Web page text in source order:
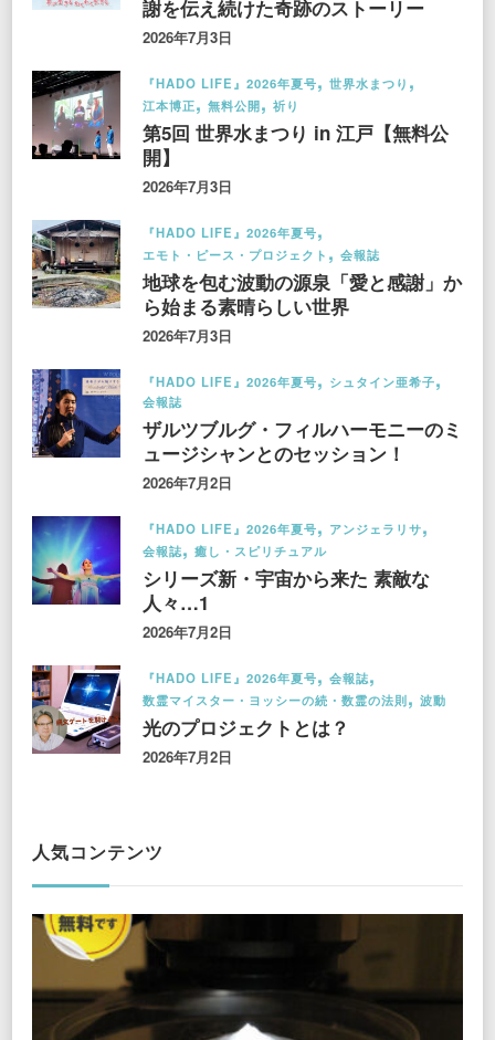
謝を伝え続けた奇跡のストーリー
2026年7月3日
『HADO LIFE』2026年夏号
世界水まつり
江本博正
無料公開 祈り
第5回 世界水まつり in 江戸【無料公
開】
2026年7月3日
『HADO LIFE』2026年夏号
エモト・ピース・プロジェクト
会報誌
地球を包む波動の源泉「愛と感謝」か
ら始まる素晴らしい世界
2026年7月3日
『HADO LIFE』2026年夏号
シュタイン亜希子
会報誌
ザルツブルグ・フィルハーモニーのミ
ュージシャンとのセッション！
2026年7月2日
『HADO LIFE』2026年夏号
アンジェラリサ
会報誌
癒し・スピリチュアル
シリーズ新・宇宙から来た 素敵な
人々…1
2026年7月2日
『HADO LIFE』2026年夏号
会報誌
数霊マイスター・ヨッシーの続・数霊の法則
波動
光のプロジェクトとは？
2026年7月2日
人気コンテンツ